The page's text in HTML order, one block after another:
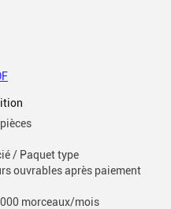
/ Paquet type
ouvrables après paiement
morceaux/mois